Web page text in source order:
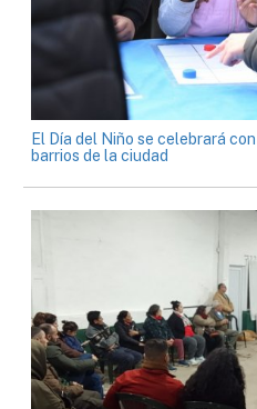
El Día del Niño se celebrará
barrios de la ciudad